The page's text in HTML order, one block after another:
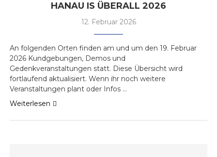
HANAU IS ÜBERALL 2026
12. Februar 2026
An folgenden Orten finden am und um den 19. Februar
2026 Kundgebungen, Demos und
Gedenkveranstaltungen statt. Diese Übersicht wird
fortlaufend aktualisiert. Wenn ihr noch weitere
Veranstaltungen plant oder Infos …
Weiterlesen